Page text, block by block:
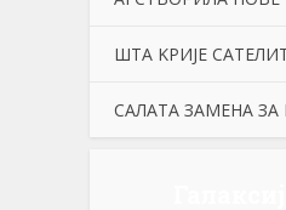
ШТА KРИЈЕ
САЛАТА ЗАМЕНА ЗА